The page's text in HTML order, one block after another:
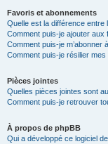
Favoris et abonnements
Quelle est la différence
Comment puis-je ajouter aux
Comment puis-je m’abonner
Comment puis-je résilier
Pièces jointes
Quelles pièces jointes sont
Comment puis-je retrouver
À propos de phpBB
Qui a développé ce logiciel